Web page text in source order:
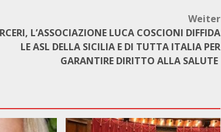
Weiter
L’ASSOCIAZIONE LUCA COSCIONI DIFFIDA
LE ASL DELLA SICILIA E DI TUTTA ITALIA PER
GARANTIRE DIRITTO ALLA SALUTE